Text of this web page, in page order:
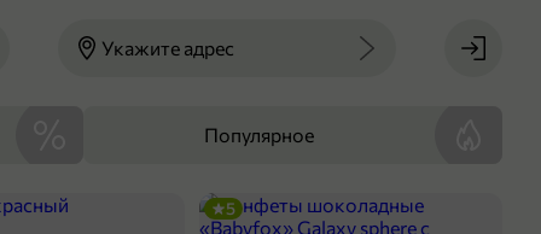
Укажите адрес
Популярное
5